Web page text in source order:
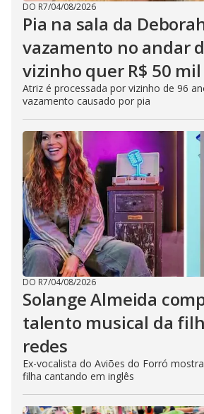
DO R7/04/08/2026
Pia na sala da
vazamento no andar
vizinho quer R$ 50 mil
Atriz é processada por vizinho de 96
vazamento causado por pia
DO R7/04/08/2026
Solange Almeida
talento musical da
redes
Ex-vocalista do Aviões do Forró
filha cantando em inglês